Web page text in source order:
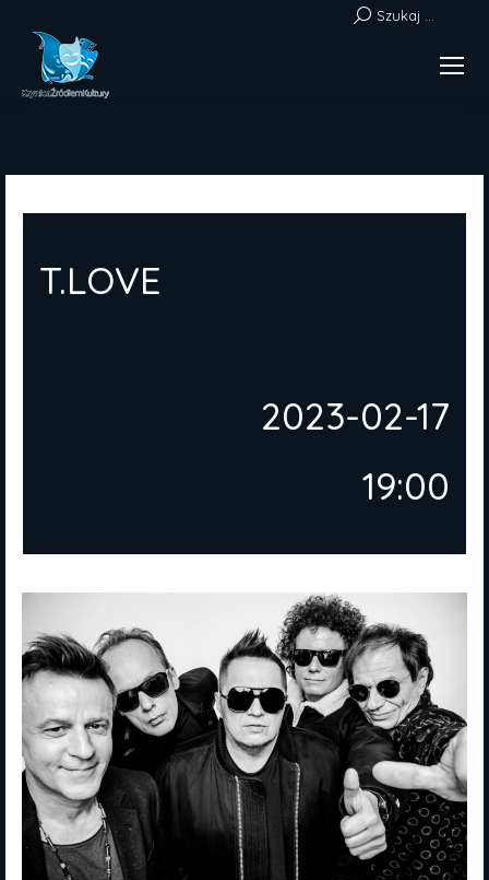
Szukaj:Szukaj ...
T.LOVE
2023-02-17
19:00